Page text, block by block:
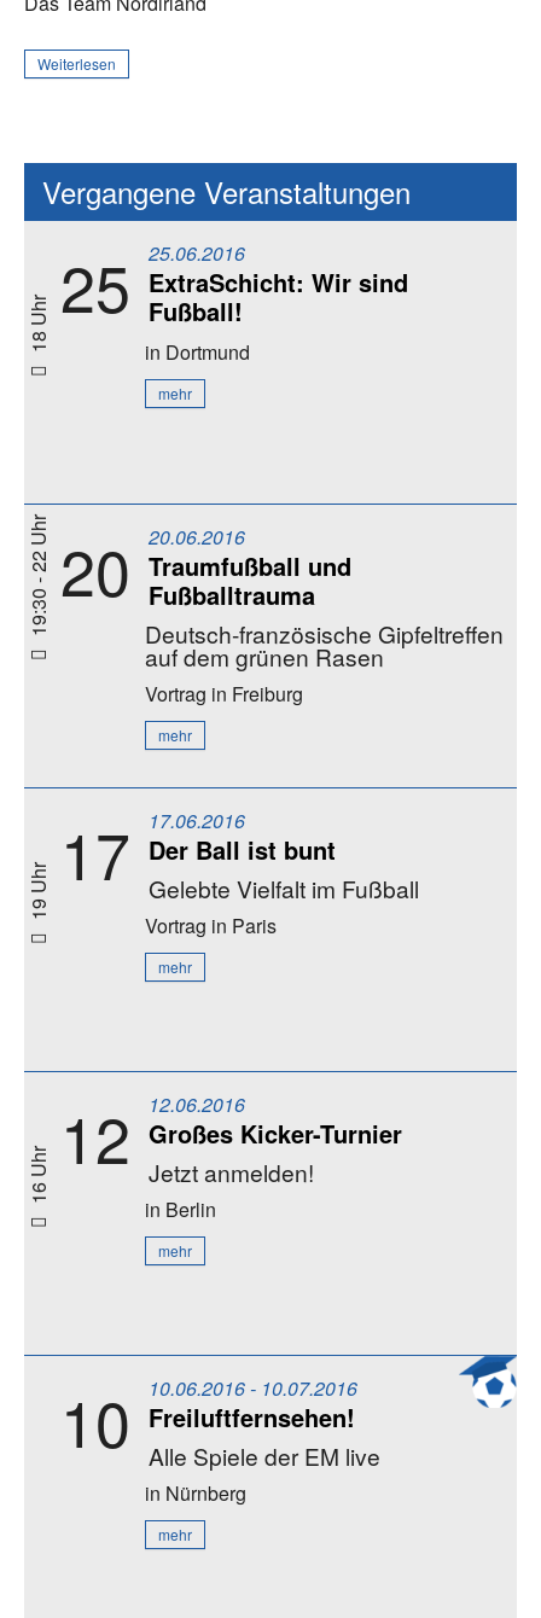
Weiterlesen
Vergangene Veranstaltungen
18 Uhr 25 25.06.2016
ExtraSchicht: Wir sind
Fußball!
in Dortmund
mehr
19:30 - 22 Uhr20 20.06.2016
Traumfußball und
Fußballtrauma
Deutsch-französische Gipfeltreffen
auf dem grünen Rasen
Vortrag in Freiburg
mehr
19 Uhr 17 17.06.2016
Der Ball ist bunt
Gelebte Vielfalt im Fußball
Vortrag in Paris
mehr
16 Uhr 12 12.06.2016
Großes Kicker-Turnier
Jetzt anmelden!
in Berlin
mehr
10 10.06.2016 - 10.07.2016
Freiluftfernsehen!
Alle Spiele der EM live
in Nürnberg
mehr